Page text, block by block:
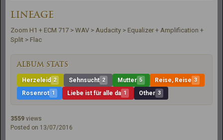
LINEAGE
Zoom H1 + ECM 717 > WAV > Audacity > Equalizer + Amplification +
Split > Flac
ALBUM STATS
Herzeleid 2 Sehnsucht 2 Mutter 5 Reise, Reise 3
Rosenrot 1 Liebe ist für alle da 1 Other 3
3559 views
Posted on 13/07/2016